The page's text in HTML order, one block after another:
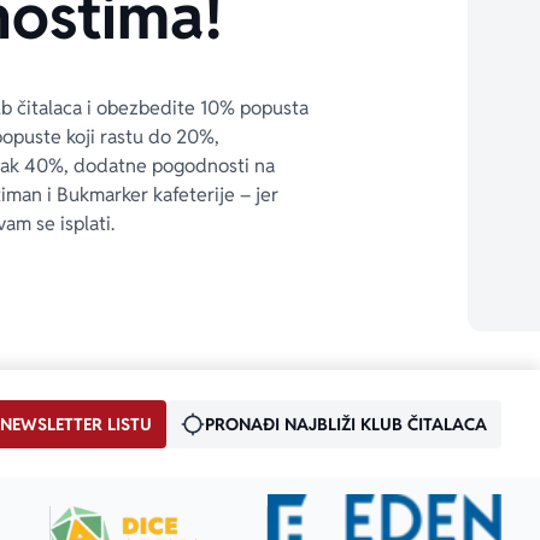
čitalaca i obezbedite 10% popusta
koji rastu do 20%,
40%, dodatne pogodnosti na
i Bukmarker kafeterije – jer
se isplati.
LISTU PRONAĐI NAJBLIŽI KLUB ČITALACA